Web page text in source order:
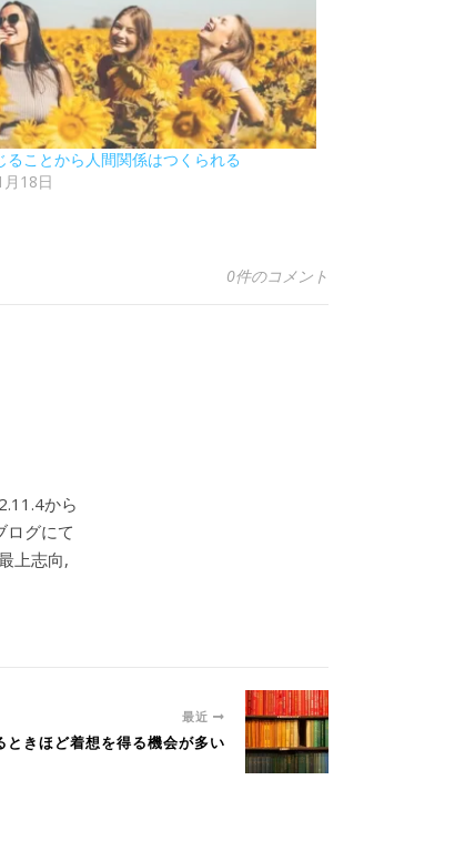
ることから人間関係はつくられる
18日
0件のコメント
から
ログにて
上志向,
最近
きほど着想を得る機会が多い